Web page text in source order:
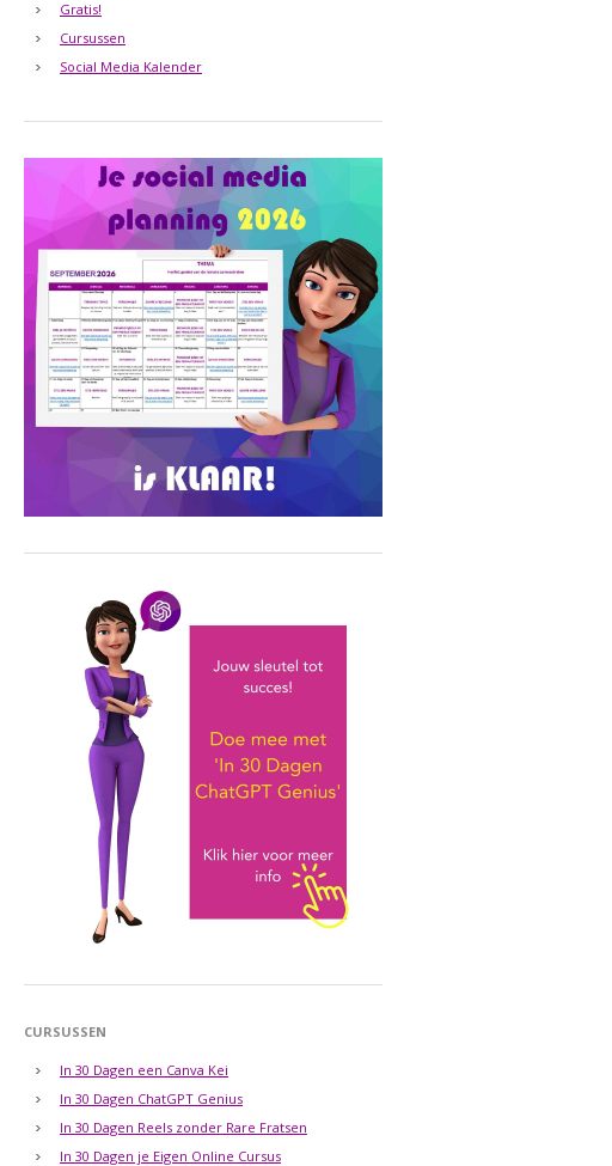
Gratis!
Cursussen
Social Media Kalender
CURSUSSEN
In 30 Dagen een Canva Kei
In 30 Dagen ChatGPT Genius
In 30 Dagen Reels zonder Rare Fratsen
In 30 Dagen je Eigen Online Cursus